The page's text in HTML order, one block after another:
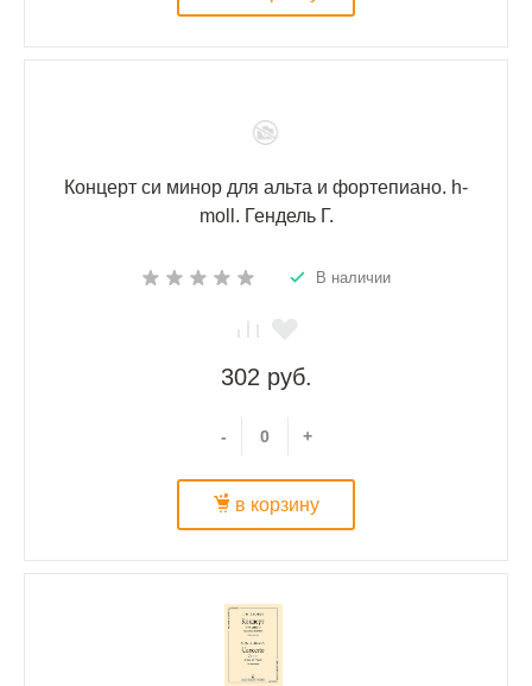
Концерт си минор для альта и фортепиано. h-
moll. Гендель Г.
В наличии
302 руб.
- +
в корзину